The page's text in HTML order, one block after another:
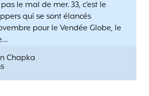
le mal de mer. 33, c’est le
qui se sont élancés
pour le Vendée Globe, le
Chapka